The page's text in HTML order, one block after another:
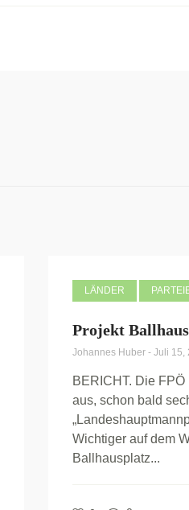
LÄNDER
Projekt
Johannes Huber - Juli 15,
BERICHT. Die
aus, schon bald
Wichtiger auf dem
Ballhausplatz...